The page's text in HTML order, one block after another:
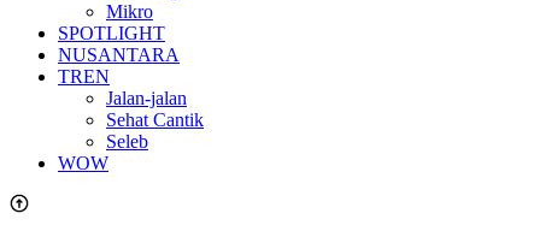
Mikro
SPOTLIGHT
NUSANTARA
TREN
Jalan-jalan
Sehat Cantik
Seleb
WOW